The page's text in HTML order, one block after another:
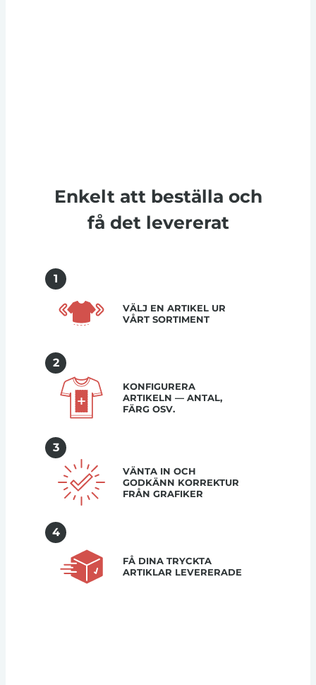
Enkelt att beställa och
få det levererat
1
VÄLJ EN ARTIKEL UR
VÅRT SORTIMENT
2
KONFIGURERA
ARTIKELN — ANTAL,
FÄRG OSV.
3
VÄNTA IN OCH
GODKÄNN KORREKTUR
FRÅN GRAFIKER
4
FÅ DINA TRYCKTA
ARTIKLAR LEVERERADE